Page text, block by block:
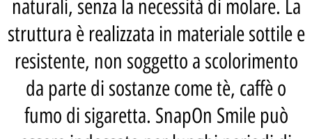
naturali, senza la necessità di molare. La
struttura è realizzata in materiale sottile e
resistente, non soggetto a scolorimento
da parte di sostanze come tè, caffè o
fumo di sigaretta. SnapOn Smile può